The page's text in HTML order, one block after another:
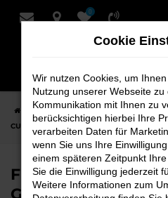
Zum
0
Startseite Rotenburg CUPRA
CUPRA Leon Gebrauchtwagen für
Finden Sie Ihren
Gebrauchtwagen
Cookie
Wir nutzen Cookies, um
Nutzung unserer Webseite
Kommunikation mit Ihnen zu
berücksichtigen hierbei Ihre
verarbeiten Daten für
wenn Sie uns Ihre
einem späteren Zeitpunkt
Sie die Einwilligung jederzeit
Weitere Informationen zum